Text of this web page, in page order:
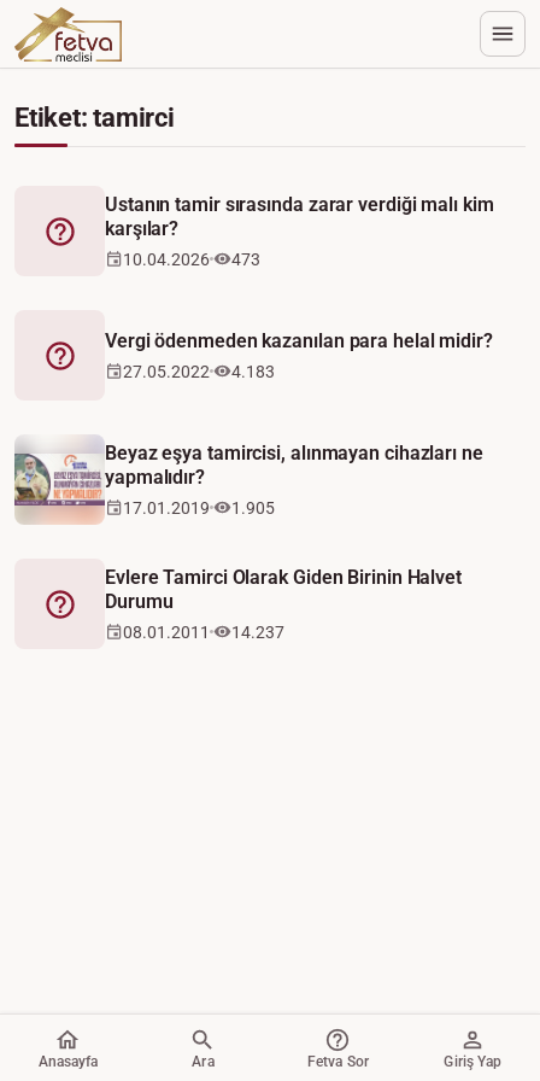
Etiket: tamirci
Fetva
Ustanın tamir sırasında zarar verdiği malı kim
karşılar?
10.04.2026 473
Fetva
Vergi ödenmeden kazanılan para helal midir?
27.05.2022 4.183
Beyaz eşya tamircisi, alınmayan cihazları ne
yapmalıdır?
17.01.2019 1.905
Fetva
Evlere Tamirci Olarak Giden Birinin Halvet
Durumu
08.01.2011 14.237
Anasayfa Ara Fetva Sor Giriş Yap